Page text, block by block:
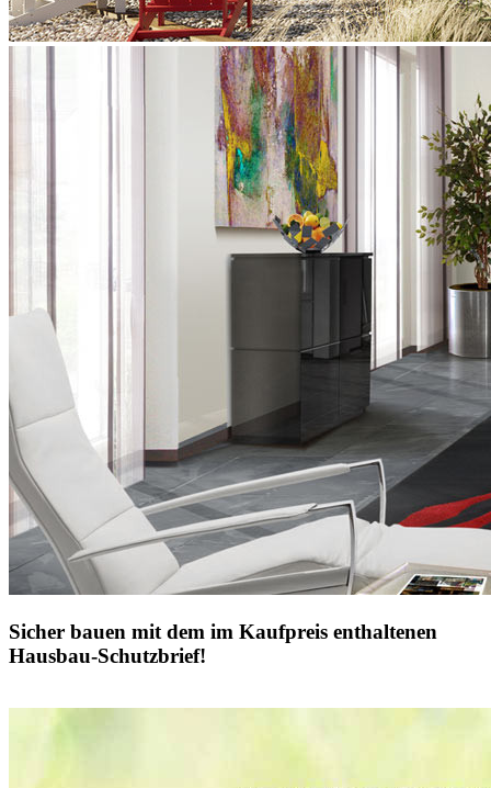
Sicher bauen mit dem im Kaufpreis enthaltenen
Hausbau-Schutzbrief!